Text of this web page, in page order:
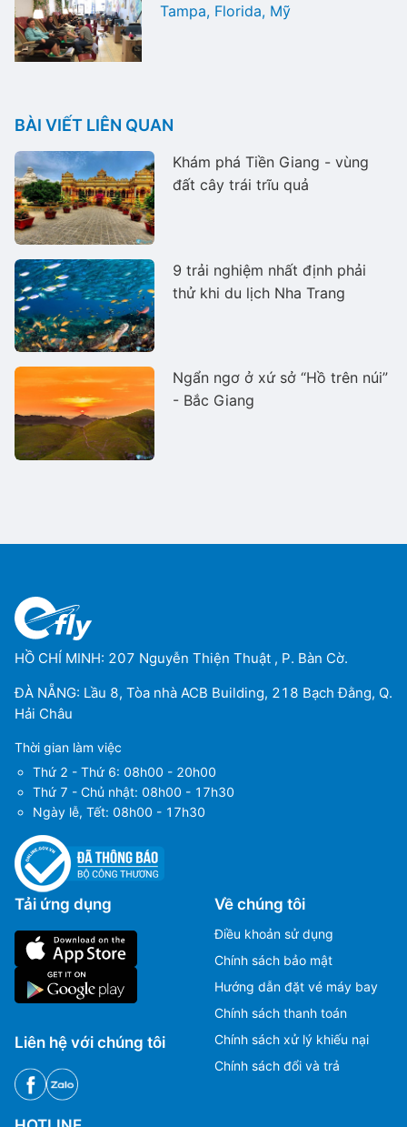
Tampa, Florida, Mỹ
BÀI VIẾT LIÊN QUAN
Khám phá Tiền Giang - vùng
đất cây trái trĩu quả
9 trải nghiệm nhất định phải
thử khi du lịch Nha Trang
Ngẩn ngơ ở xứ sở “Hồ trên núi”
- Bắc Giang
HỒ CHÍ MINH: 207 Nguyễn Thiện Thuật , P. Bàn Cờ.
ĐÀ NẴNG: Lầu 8, Tòa nhà ACB Building, 218 Bạch Đằng, Q.
Hải Châu
Thời gian làm việc
Thứ 2 - Thứ 6: 08h00 - 20h00
Thứ 7 - Chủ nhật: 08h00 - 17h30
Ngày lễ, Tết: 08h00 - 17h30
Tải ứng dụng
Liên hệ với chúng tôi
Về chúng tôi
Điều khoản sử dụng
Chính sách bảo mật
Hướng dẫn đặt vé máy bay
Chính sách thanh toán
Chính sách xử lý khiếu nại
Chính sách đổi và trả